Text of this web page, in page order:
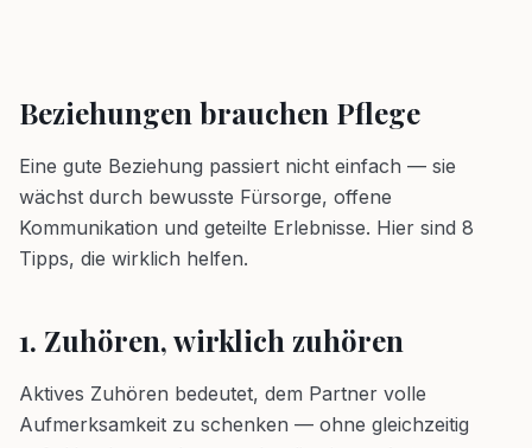
Beziehungen brauchen Pflege
Eine gute Beziehung passiert nicht einfach — sie
wächst durch bewusste Fürsorge, offene
Kommunikation und geteilte Erlebnisse. Hier sind 8
Tipps, die wirklich helfen.
1. Zuhören, wirklich zuhören
Aktives Zuhören bedeutet, dem Partner volle
Aufmerksamkeit zu schenken — ohne gleichzeitig